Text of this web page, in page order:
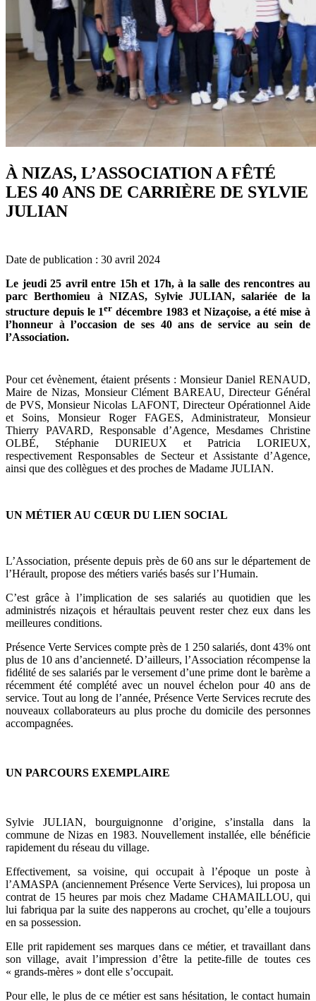
À NIZAS, L’ASSOCIATION A FÊTÉ
LES 40 ANS DE CARRIÈRE DE SYLVIE
JULIAN
Date de publication : 30 avril 2024
Le jeudi 25 avril entre 15h et 17h, à la salle des rencontres au
parc Berthomieu à NIZAS, Sylvie JULIAN, salariée de la
structure depuis le 1er décembre 1983 et Nizaçoise, a été mise à
l’honneur à l’occasion de ses 40 ans de service au sein de
l’Association.
Pour cet évènement, étaient présents : Monsieur Daniel RENAUD,
Maire de Nizas, Monsieur Clément BAREAU, Directeur Général
de PVS, Monsieur Nicolas LAFONT, Directeur Opérationnel Aide
et Soins, Monsieur Roger FAGES, Administrateur, Monsieur
Thierry PAVARD, Responsable d’Agence, Mesdames Christine
OLBÉ, Stéphanie DURIEUX et Patricia LORIEUX,
respectivement Responsables de Secteur et Assistante d’Agence,
ainsi que des collègues et des proches de Madame JULIAN.
UN MÉTIER AU CŒUR DU LIEN SOCIAL
L’Association, présente depuis près de 60 ans sur le département de
l’Hérault, propose des métiers variés basés sur l’Humain.
C’est grâce à l’implication de ses salariés au quotidien que les
administrés nizaçois et héraultais peuvent rester chez eux dans les
meilleures conditions.
Présence Verte Services compte près de 1 250 salariés, dont 43% ont
plus de 10 ans d’ancienneté. D’ailleurs, l’Association récompense la
fidélité de ses salariés par le versement d’une prime dont le barème a
récemment été complété avec un nouvel échelon pour 40 ans de
service. Tout au long de l’année, Présence Verte Services recrute des
nouveaux collaborateurs au plus proche du domicile des personnes
accompagnées.
UN PARCOURS EXEMPLAIRE
Sylvie JULIAN, bourguignonne d’origine, s’installa dans la
commune de Nizas en 1983. Nouvellement installée, elle bénéficie
rapidement du réseau du village.
Effectivement, sa voisine, qui occupait à l’époque un poste à
l’AMASPA (anciennement Présence Verte Services), lui proposa un
contrat de 15 heures par mois chez Madame CHAMAILLOU, qui
lui fabriqua par la suite des napperons au crochet, qu’elle a toujours
en sa possession.
Elle prit rapidement ses marques dans ce métier, et travaillant dans
son village, avait l’impression d’être la petite-fille de toutes ces
« grands-mères » dont elle s’occupait.
Pour elle, le plus de ce métier est sans hésitation, le contact humain